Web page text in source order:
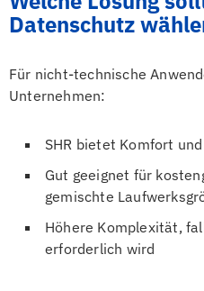
Datenschutz
Für nicht-technische
Unternehmen:
SHR bietet Komfort
Gut geeignet für
gemischte
Höhere Komplexität,
erforderlich wird